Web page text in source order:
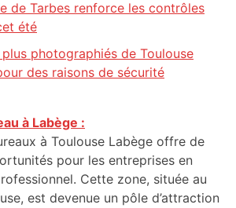
de Tarbes renforce les contrôles
été
plus photographiés de Toulouse
des raisons de sécurité
à Labège :
à Toulouse Labège offre de
pour les entreprises en
Cette zone, située au
est devenue un pôle d’attraction